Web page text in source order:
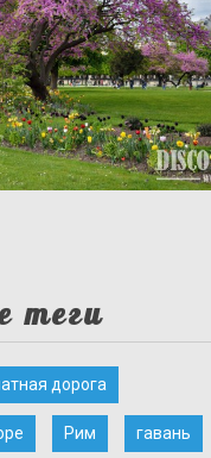
теги
дорога
Рим гавань